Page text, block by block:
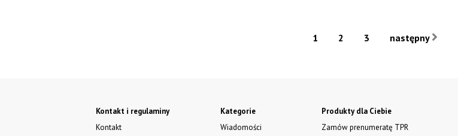
1 2 3 następny
Kontakt i regulaminy
Kontakt
Kategorie
Wiadomości
Produkty dla Ciebie
Zamów prenumeratę TPR